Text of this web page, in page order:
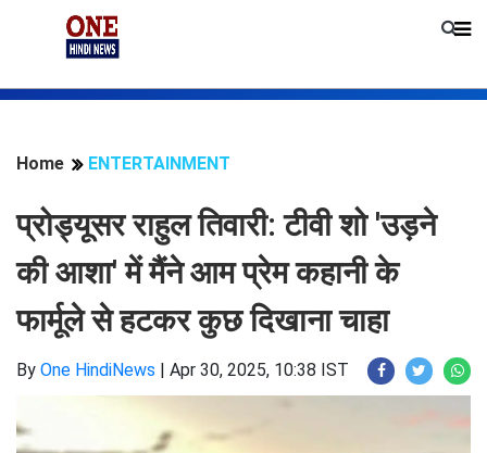
Home ENTERTAINMENT
प्रोड्यूसर राहुल तिवारी: टीवी शो 'उड़ने
की आशा' में मैंने आम प्रेम कहानी के
फार्मूले से हटकर कुछ दिखाना चाहा
By One HindiNews | Apr 30, 2025, 10:38 IST